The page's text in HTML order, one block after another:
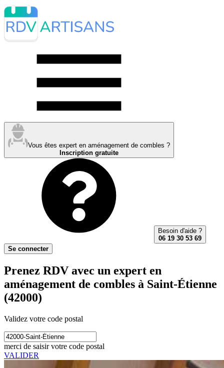
Vous êtes expert en aménagement de combles ?
Inscription gratuite
Besoin d'aide ?
06 19 30 53 69
Se connecter
Prenez RDV avec un expert en
aménagement de combles à Saint-Étienne
(42000)
Validez votre code postal
merci de saisir votre code postal
VALIDER